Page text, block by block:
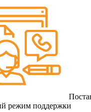
режим поддержки